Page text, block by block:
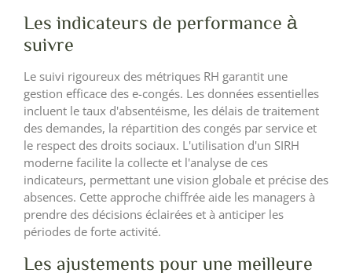
Les indicateurs de performance à
suivre
Le suivi rigoureux des métriques RH garantit une
gestion efficace des e-congés. Les données essentielles
incluent le taux d'absentéisme, les délais de traitement
des demandes, la répartition des congés par service et
le respect des droits sociaux. L'utilisation d'un SIRH
moderne facilite la collecte et l'analyse de ces
indicateurs, permettant une vision globale et précise des
absences. Cette approche chiffrée aide les managers à
prendre des décisions éclairées et à anticiper les
périodes de forte activité.
Les ajustements pour une meilleure